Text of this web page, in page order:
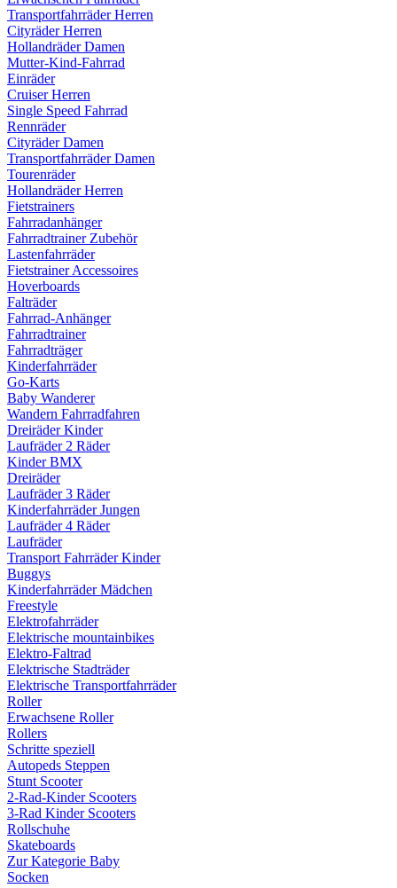
Transportfahrräder Herren
Cityräder Herren
Hollandräder Damen
Mutter-Kind-Fahrrad
Einräder
Cruiser Herren
Single Speed Fahrrad
Rennräder
Cityräder Damen
Transportfahrräder Damen
Tourenräder
Hollandräder Herren
Fietstrainers
Fahrradanhänger
Fahrradtrainer Zubehör
Lastenfahrräder
Fietstrainer Accessoires
Hoverboards
Falträder
Fahrrad-Anhänger
Fahrradtrainer
Fahrradträger
Kinderfahrräder
Go-Karts
Baby Wanderer
Wandern Fahrradfahren
Dreiräder Kinder
Laufräder 2 Räder
Kinder BMX
Dreiräder
Laufräder 3 Räder
Kinderfahrräder Jungen
Laufräder 4 Räder
Laufräder
Transport Fahrräder Kinder
Buggys
Kinderfahrräder Mädchen
Freestyle
Elektrofahrräder
Elektrische mountainbikes
Elektro-Faltrad
Elektrische Stadträder
Elektrische Transportfahrräder
Roller
Erwachsene Roller
Rollers
Schritte speziell
Autopeds Steppen
Stunt Scooter
2-Rad-Kinder Scooters
3-Rad Kinder Scooters
Rollschuhe
Skateboards
Zur Kategorie Baby
Socken